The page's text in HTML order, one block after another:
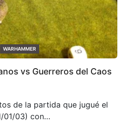
WARHAMMER
vs Guerreros del Caos
de la partida que jugué el
01/03) con…